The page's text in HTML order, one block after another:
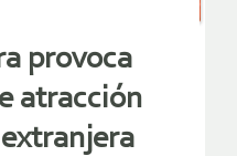
provoca
atracción